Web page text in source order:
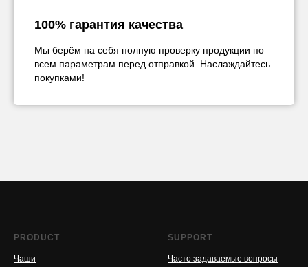
100% гарантия качества
Мы берём на себя полную проверку продукции по
всем параметрам перед отправкой. Наслаждайтесь
покупками!
PRODUCT
Чаши
SUPPORT
Часто задаваемые вопросы